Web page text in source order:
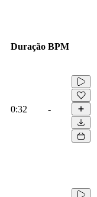
Duração BPM
0:32 -